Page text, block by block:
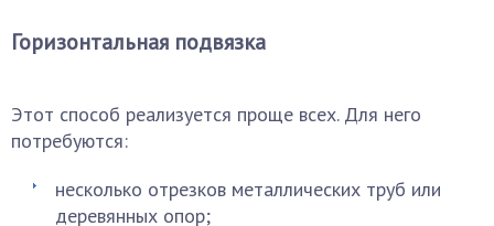
Горизонтальная подвязка
Этот способ реализуется проще всех. Для него
потребуются:
несколько отрезков металлических труб или
деревянных опор;